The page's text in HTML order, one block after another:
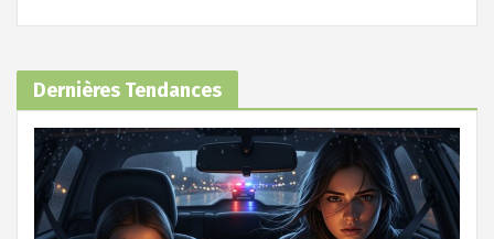
Dernières Tendances